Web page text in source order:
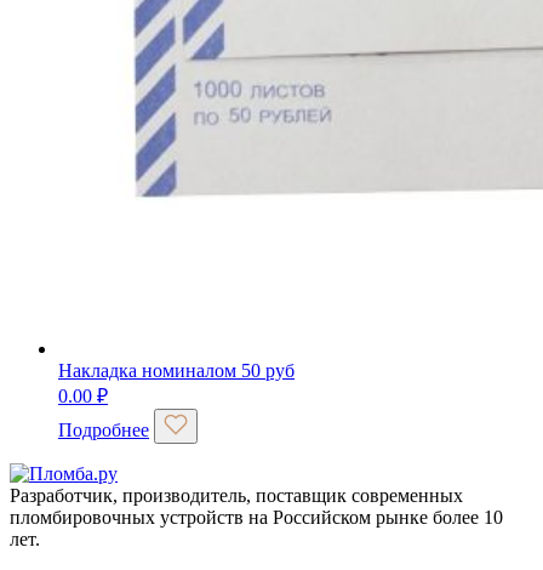
Накладка номиналом 50 руб
0.00 ₽
Подробнее
Разработчик, производитель, поставщик современных
пломбировочных устройств на Российском рынке более 10
лет.